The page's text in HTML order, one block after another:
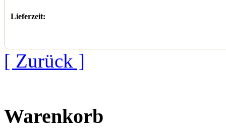
Lieferzeit:
[ Zurück ]
Warenkorb